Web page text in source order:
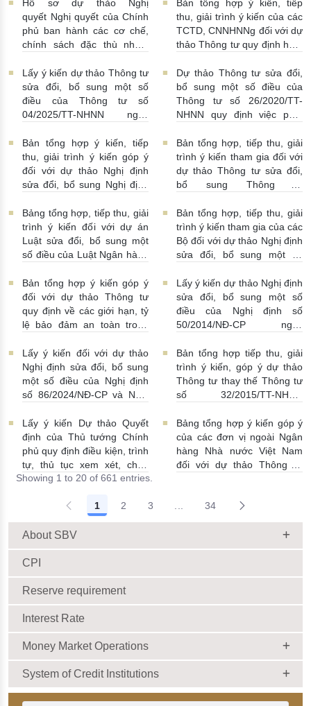
Hồ sơ dự thảo Nghị
quyết Nghị quyết của Chính
phủ ban hành các cơ chế,
chính sách đặc thù nhằm
pháp luật về phòng, chống
rửa tiền nhằm đáp ứng yêu
cầu cấp bách trong thực
hiện cam kết quốc tế về trao
về thuế
22/07/2026 |
14:54:00
Bản tổng hợp ý kiến, tiếp
thu, giải trình ý kiến của các
TCTD, CNNHNNg đối với dự
thảo Thông tư quy định hoạt
nhận tiền gửi, mua, bán có
kỳ hạn GTCG giữa các
TCTD, CNNHNNg
20/07/2026 | 09:32:00
Lấy ý kiến dự thảo Thông tư
sửa đổi, bổ sung một số
điều của Thông tư số
04/2025/TT-NHNN ngày
định thời hạn lưu trữ hồ sơ,
tài liệu ngành Ngân hàng
16/07/2026 | 10:00:00
Dự thảo Thông tư sửa đổi,
bổ sung một số điều của
Thông tư số 26/2020/TT-
NHNN quy định việc phát
của Ngân hàng Nhà nước
16/07/2026 | 09:41:00
Bản tổng hợp ý kiến, tiếp
thu, giải trình ý kiến góp ý
đối với dự thảo Nghị định
sửa đổi, bổ sung Nghị định
13/07/2026 | 16:00:00
Bản tổng hợp, tiếp thu, giải
trình ý kiến tham gia đối với
dự thảo Thông tư sửa đổi,
bổ sung Thông tư
13/07/2026 | 02:19:00
Bảng tổng hợp, tiếp thu, giải
trình ý kiến đối với dự án
Luật sửa đổi, bổ sung một
số điều của Luật Ngân hàng
Phòng, chống rửa tiền và
Luật Các tổ chức tín dụng
08/07/2026 | 11:21:00
Bản tổng hợp, tiếp thu, giải
trình ý kiến tham gia của các
Bộ đối với dự thảo Nghị định
sửa đổi, bổ sung một số
58/2021/NĐ-CP
07/07/2026
| 15:01:00
Bản tổng hợp ý kiến góp ý
đối với dự thảo Thông tư
quy định về các giới hạn, tỷ
lệ bảo đảm an toàn trong
thương mại, chi nhánh ngân
hàng nước ngoài
25/06/2026 | 16:00:00
Lấy ý kiến dự thảo Nghị định
sửa đổi, bổ sung một số
điều của Nghị định số
50/2014/NĐ-CP ngày
ngoại hối nhà nước
23/06/2026 | 08:00:00
Lấy ý kiến đối với dự thảo
Nghị định sửa đổi, bổ sung
một số điều của Nghị định
số 86/2024/NĐ-CP và Nghị
22/06/2026 | 09:13:00
Bản tổng hợp tiếp thu, giải
trình ý kiến, góp ý dự thảo
Thông tư thay thế Thông tư
số 32/2015/TT-NHNN
Lấy ý kiến Dự thảo Quyết
định của Thủ tướng Chính
phủ quy định điều kiện, trình
tự, thủ tục xem xét, chấp
thuận cho Tổ chức kinh tế
lãnh cho người không cư trú
18/06/2026 | 15:57:00
Bảng tổng hợp ý kiến góp ý
của các đơn vị ngoài Ngân
hàng Nhà nước Việt Nam
đối với dự thảo Thông tư
định về chế độ báo cáo định
kỳ NHNN Việt Nam
Showing 1 to 20 of 661 entries.
1 2 3 Intermediate Pages Use
34
About SBV
CPI
Reserve requirement
Interest Rate
Money Market Operations
System of Credit Institutions